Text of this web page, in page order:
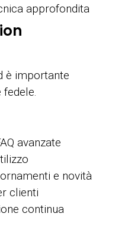
approfondita
è importante
avanzate
e novità
clienti
continua